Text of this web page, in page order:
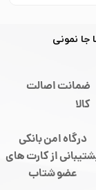
درگاه امن بانکی
از کارت های
​​​​​​​عضو شتاب
ضمانت اصالت
کالا
جا نمونی